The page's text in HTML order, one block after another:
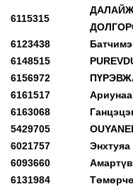
6115315
6123438
6148515
6156972
6161517
6163068
5429705
6021757
6093660
6131984